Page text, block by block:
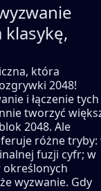
klasykę,
która
2048!
i łączenie tych
tworzyć
2048. Ale
różne tryby:
fuzji cyfr; w
wyzwanie. Gdy